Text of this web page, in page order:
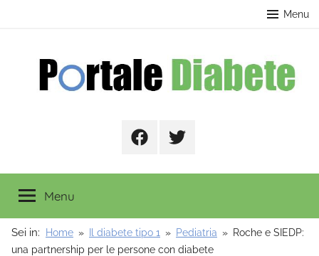
Menu
FacebookTwitter
Menu
Sei in: Home Il diabete tipo 1 Pediatria
Roche e SIEDP:
una partnership per le persone con diabete